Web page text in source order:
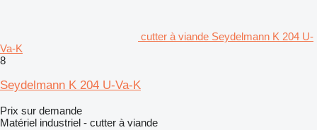
cutter à viande Seydelmann K 204 U-
Va-K
8
Seydelmann K 204 U-Va-K
Prix sur demande
Matériel industriel - cutter à viande